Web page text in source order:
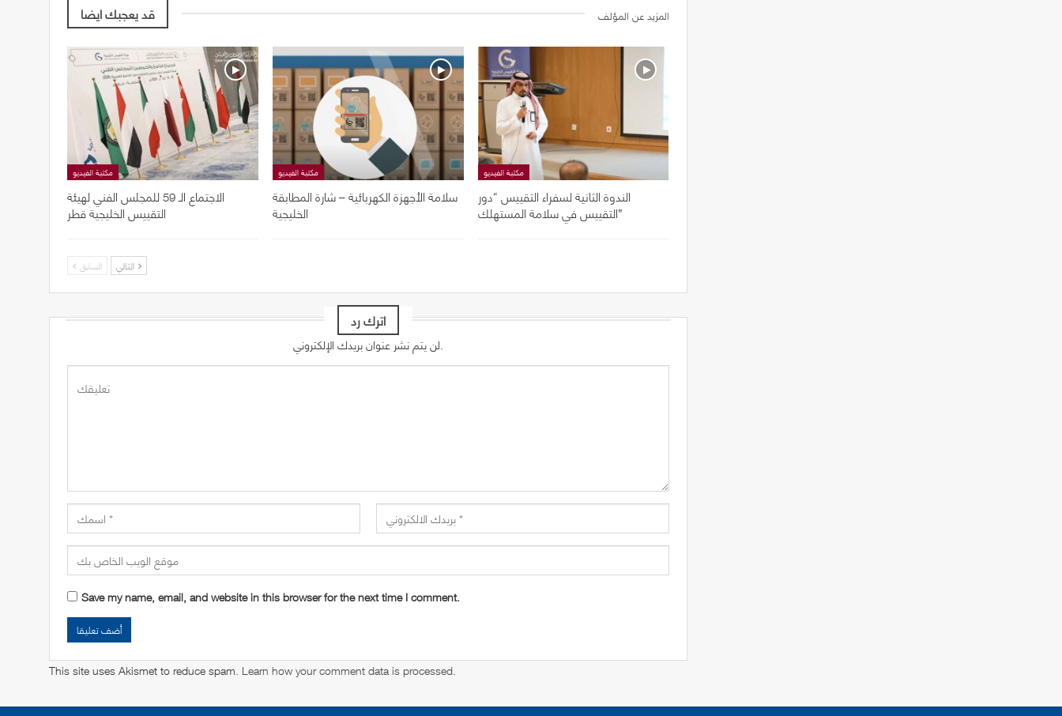
قد يعجبك ايضا المزيد عن المؤلف
مكتبة الفيديو
الاجتماع الـ 59 للمجلس الفني لهيئة
التقييس الخليجية قطر
مكتبة الفيديو
سلامة الأجهزة الكهربائية – شارة المطابقة
الخليجية
مكتبة الفيديو
الندوة الثانية لسفراء التقييس “دور
التقييس في سلامة المستهلك”
السابق
اترك رد
لن يتم نشر عنوان بريدك الإلكتروني.
Save my name, email, and website in this browser for the next time I comment.
This site uses Akismet to reduce spam. Learn how your comment data is processed.